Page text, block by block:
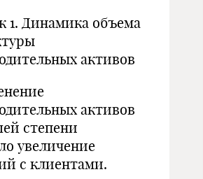
1. Динамика объема
активов
активов
степени
увеличение
с клиентами.